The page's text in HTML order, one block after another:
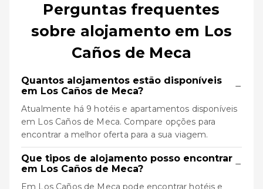
Perguntas frequentes
sobre alojamento em Los
Caños de Meca
Quantos alojamentos estão disponíveis
em Los Caños de Meca?
−
Atualmente há 9 hotéis e apartamentos disponíveis
em Los Caños de Meca. Compare opções para
encontrar a melhor oferta para a sua viagem.
Que tipos de alojamento posso encontrar
em Los Caños de Meca?
−
Em Los Caños de Meca pode encontrar hotéis e